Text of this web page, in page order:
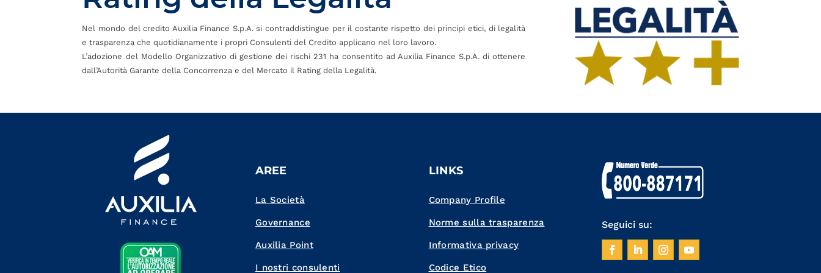
Nel mondo del credito Auxilia Finance S.p.A. si contraddistingue per il costante rispetto dei principi etici, di legalità
e trasparenza che quotidianamente i propri Consulenti del Credito applicano nel loro lavoro.
L’adozione del Modello Organizzativo di gestione dei rischi 231 ha consentito ad Auxilia Finance S.p.A. di ottenere
dall’Autorità Garante della Concorrenza e del Mercato il Rating della Legalità.
AREE
La Società
Governance
Auxilia Point
I nostri consulenti
LINKS
Company Profile
Norme sulla trasparenza
Informativa privacy
Codice Etico
Seguici su: